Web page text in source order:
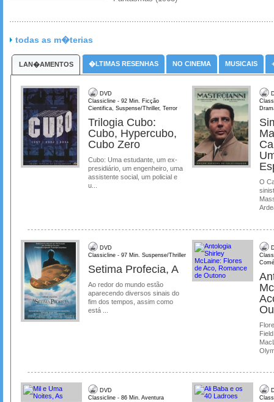
todas as m�terias
LAN�AMENTOS �LTIMAS RESENHAS NO CINEMA MUSICAIS
DVD
Classicline - 92 Min. Ficção
Cientifica, Suspense/Thriller, Terror
Trilogia Cubo:
Cubo, Hypercubo,
Cubo Zero
Cubo: Uma estudante, um ex-
presidiário, um engenheiro, uma
assistente social, um policial e
u...
O
DVD
Classicline - 97 Min. Suspense/Thriller
Setima Profecia, A
Ao redor do mundo estão
aparecendo diversos sinais do
fim dos tempos, assim como
está ...
DVD
Classicline - 86 Min. Aventura